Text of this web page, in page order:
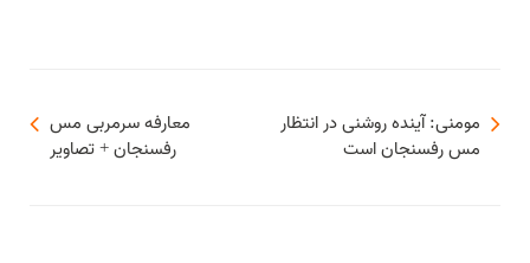
معارفه سرمربی مس
رفسنجان + تصاویر
مومنی: آینده روشنی در انتظار
مس رفسنجان است